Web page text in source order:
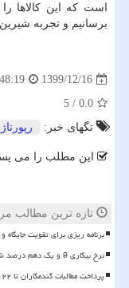
است که این کالاها
برسانیم و تجربه
1399/12/16
0.0
/
5
تگهای خبر:
رپورتاژ
این مطلب را می
تازه ترین مطالب
برنامه ریزی برای تقویت
نرخ بیکاری 9 و یک دهم درصد شد
پرداخت مطالبات گندمکاران تا ۲۲ مرداد به ۲۱۰ همت می رسد